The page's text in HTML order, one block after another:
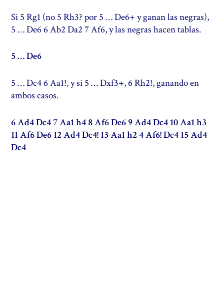
Si 5 Rg1 (no 5 Rh3? por 5 … De6+ y ganan las negras),
5 … De6 6 Ab2 Da2 7 Af6, y las negras hacen tablas.
5 … De6
5 … Dc4 6 Aa1!, y si 5 … Dxf3+, 6 Rh2!, ganando en
ambos casos.
6 Ad4 Dc4 7 Aa1 h4 8 Af6 De6 9 Ad4 Dc4 10 Aa1 h3
11 Af6 De6 12 Ad4 Dc4! 13 Aa1 h2 4 Af6! Dc4 15 Ad4
Dc4